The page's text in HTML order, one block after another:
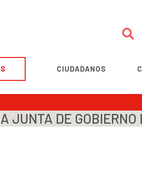
CIUDADANOS
JUNTA DE